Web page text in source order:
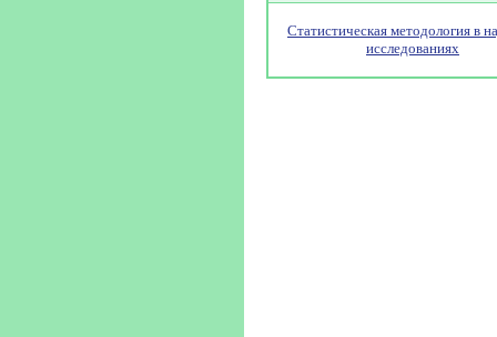
Статистическая методология в
исследованиях